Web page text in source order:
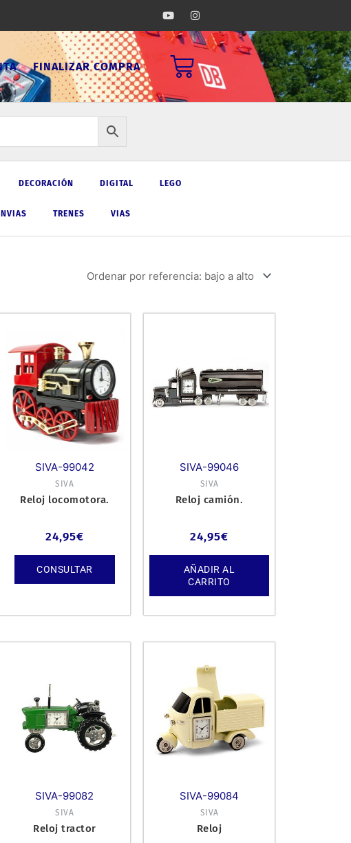
Y
o
u
t
I
n
s
t
a
g
FINALIZAR COMPRA Carrito
DECORACIÓN DIGITAL LEGO
TRENES VIAS
SIVA-99042
SIVA
Reloj locomotora.
24,95€
CONSULTAR
SIVA-99046
SIVA
Reloj camión.
24,95€
AÑADIR AL
CARRITO
SIVA-99082
SIVA
Reloj tractor
SIVA-99084
SIVA
Reloj